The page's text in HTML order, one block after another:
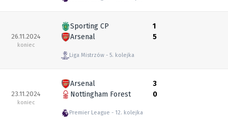
26.11.2024
koniec
Sporting CP
Arsenal
Liga Mistrzów 5. kolejka
1
5
23.11.2024
koniec
Arsenal
Nottingham Forest
Premier League 12. kolejka
3
0